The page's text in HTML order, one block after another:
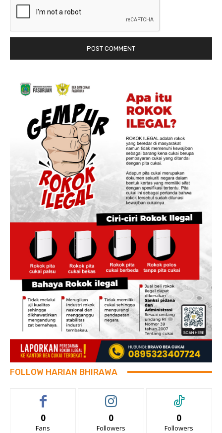
FOLLOW HARIAN BHIRAWA
0
Fans
0
Followers
0
Followers